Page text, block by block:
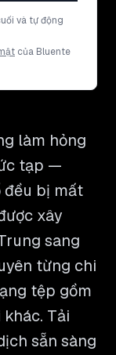
và tự động
của Bluente
làm hỏng
tạp —
đều bị mất
xây
sang
từng chi
tệp gồm
khác. Tải
sẵn sàng